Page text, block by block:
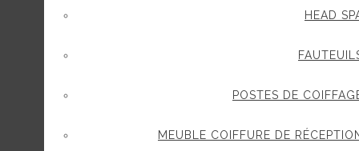
HEAD
POSTES DE
MEUBLE COIFFURE DE